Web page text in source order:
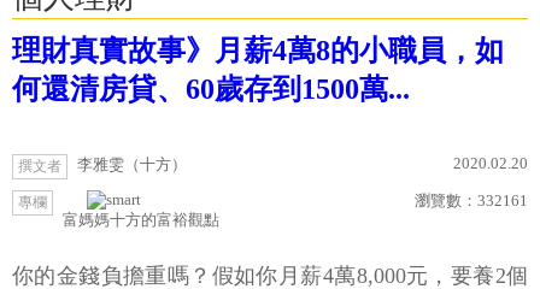
理財真實故事》月薪4萬8的小職員，如
何還清房貸、60歲存到1500萬...
撰文者 李雅雯（十方） 2020.02.20
專欄
富媽媽十方的富裕觀點
瀏覽數： 332161
你的金錢負擔重嗎？假如你月薪4萬8,000元，要養2個